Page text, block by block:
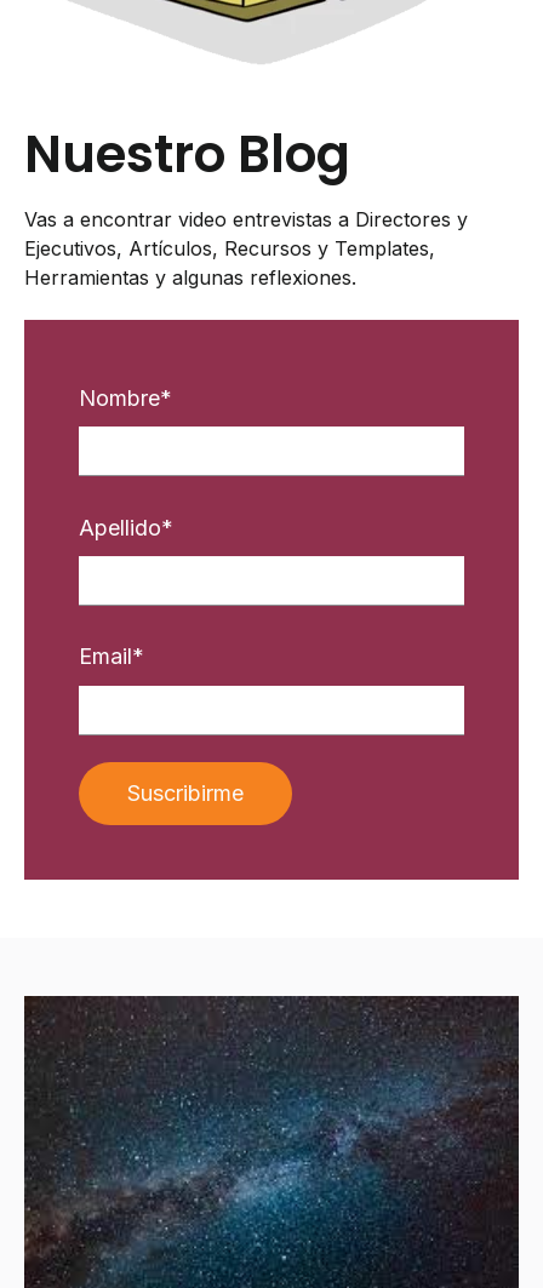
Nuestro Blog
Vas a encontrar video entrevistas a Directores y
Ejecutivos, Artículos, Recursos y Templates,
Herramientas y algunas reflexiones.
Nombre*
Apellido*
Email*